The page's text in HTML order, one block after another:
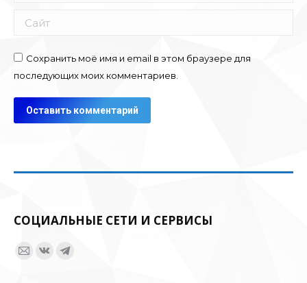
Сайт
Сохранить моё имя и email в этом браузере для
последующих моих комментариев.
Оставить комментарий
СОЦИАЛЬНЫЕ СЕТИ И СЕРВИСЫ
Ищите нас:
СтраницаСтраницаСтраница